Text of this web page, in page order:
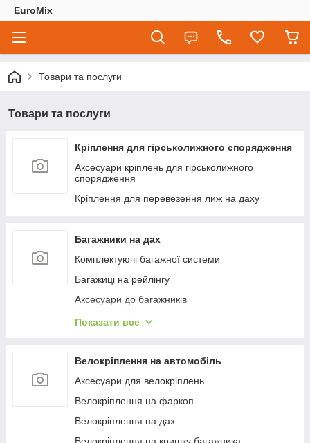
EuroMix
Товари та послуги
Товари та послуги
Кріплення для гірськолижного спорядження
Аксесуари кріплень для гірськолижного
спорядження
Кріплення для перевезення лиж на даху
Багажники на дах
Комплектуючі багажної системи
Багажиці на рейлінгу
Аксесуари до багажників
Багажиці в штатне місце
Багажиці на інтегровані рейлінги
Багажники на водості
Показати все
Велокріплення на автомобіль
Аксесуари для велокріплень
Велокріплення на фаркоп
Велокріплення на дах